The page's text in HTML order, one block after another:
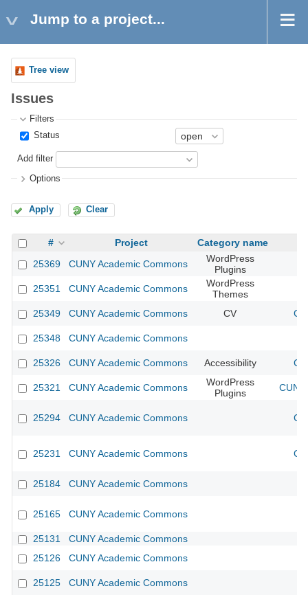
Jump to a project...
Tree view
Issues
Filters
Status
Add filter
Options
Apply Clear
# Project
Category name
25369
CUNY Academic Commons
WordPress
Plugins
25351
CUNY Academic Commons
WordPress
Themes
25349
CUNY Academic Commons CV
25348 CUNY Academic Commons
25326 CUNY Academic Commons Accessibility
25321 CUNY Academic Commons
WordPress
Plugins
25294 CUNY Academic Commons
25231 CUNY Academic Commons
25184 CUNY Academic Commons
25165 CUNY Academic Commons
25131
CUNY Academic Commons
25126
CUNY Academic Commons
25125 CUNY Academic Commons